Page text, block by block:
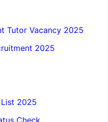
Tutor Vacancy 2025
2025
2025